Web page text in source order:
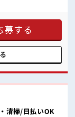
が整っています！ イ
きましょう！ ≪収
のお仕事です！ ■
髪型は自由！ あなた
20代活躍中の職場で
ホチェック♪
募する
清掃/日払いOK